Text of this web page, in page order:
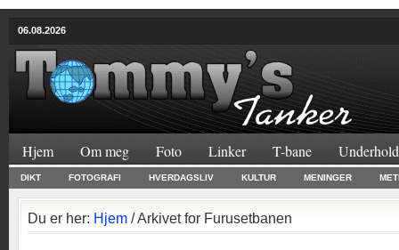
06.08.2026
Hjem Om meg Foto Linker T-bane
DIKT FOTOGRAFI HVERDAGSLIV KULTUR MENINGER
Du er her: Hjem / Arkivet for Furusetbanen